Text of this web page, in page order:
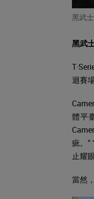
黑武
黑武
迴賽
體平
疵。”
止耀
當然